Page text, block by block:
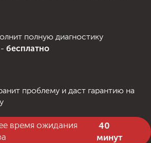
полную диагностику
бесплатно
проблему и даст гарантию на
время ожидания
40
минут